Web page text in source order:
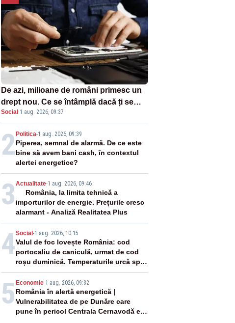
De azi, milioane de români primesc un
drept nou. Ce se întâmplă dacă ți se
strică un produs
Social ·1 aug. 2026, 09:37
2 Politica-1 aug. 2026, 09:39
Piperea, semnal de alarmă. De ce este
bine să avem bani cash, în contextul
alertei energetice?
3 Actualitate-1 aug. 2026, 09:46
România, la limita tehnică a
importurilor de energie. Prețurile cresc
alarmant - Analiză Realitatea Plus
4Social -1 aug. 2026, 10:15
Valul de foc lovește România: cod
portocaliu de caniculă, urmat de cod
roșu duminică. Temperaturile urcă spre
40°C
5 Economie-1 aug. 2026, 09:32
România în alertă energetică |
Vulnerabilitatea de pe Dunăre care
pune în pericol Centrala Cernavodă era